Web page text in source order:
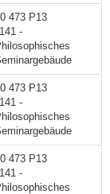
473 P13
-
473 P13
-
473 P13
-